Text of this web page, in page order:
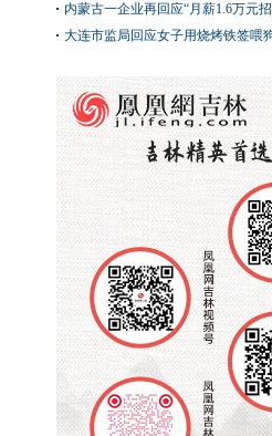
内蒙古一企业再回应“月薪1.6万元
大连市监局回应女子用烧烤铁签喂